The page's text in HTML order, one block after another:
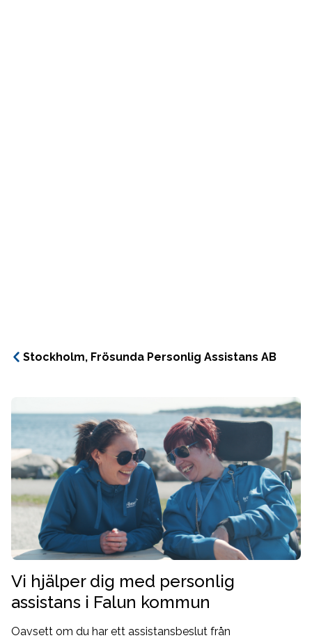
Stockholm, Frösunda Personlig Assistans AB
Vi hjälper dig med personlig
assistans i Falun kommun
Oavsett om du har ett assistansbeslut från